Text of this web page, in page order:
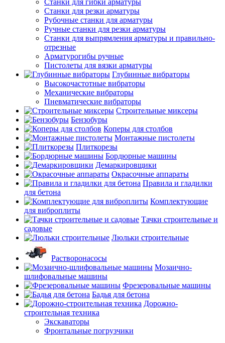
Станки для гибки арматуры
Станки для резки арматуры
Рубочные станки для арматуры
Ручные станки для резки арматуры
Станки для выпрямления арматуры и правильно-
отрезные
Арматурогибы ручные
Пистолеты для вязки арматуры
Глубинные вибраторы
Высокочастотные вибраторы
Механические вибраторы
Пневматические вибраторы
Строительные миксеры
Бензобуры
Коперы для столбов
Монтажные пистолеты
Плиткорезы
Бордюрные машины
Демаркировщики
Окрасочные аппараты
Правила и гладилки
для бетона
Комплектующие
для виброплиты
Тачки строительные и
садовые
Люльки строительные
Растворонасосы
Мозаично-
шлифовальные машины
Фрезеровальные машины
Бадья для бетона
Дорожно-
строительная техника
Экскаваторы
Фронтальные погрузчики